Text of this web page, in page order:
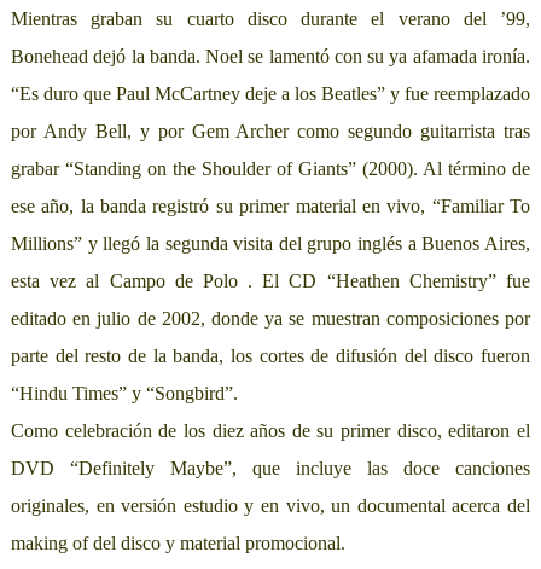
Mientras graban su cuarto disco durante el verano del ’99,
Bonehead dejó la banda. Noel se lamentó con su ya afamada ironía.
“Es duro que Paul McCartney deje a los Beatles” y fue reemplazado
por Andy Bell, y por Gem Archer como segundo guitarrista tras
grabar “Standing on the Shoulder of Giants” (2000). Al término de
ese año, la banda registró su primer material en vivo, “Familiar To
Millions” y llegó la segunda visita del grupo inglés a Buenos Aires,
esta vez al Campo de Polo . El CD “Heathen Chemistry” fue
editado en julio de 2002, donde ya se muestran composiciones por
parte del resto de la banda, los cortes de difusión del disco fueron
“Hindu Times” y “Songbird”.
Como celebración de los diez años de su primer disco, editaron el
DVD “Definitely Maybe”, que incluye las doce canciones
originales, en versión estudio y en vivo, un documental acerca del
making of del disco y material promocional.